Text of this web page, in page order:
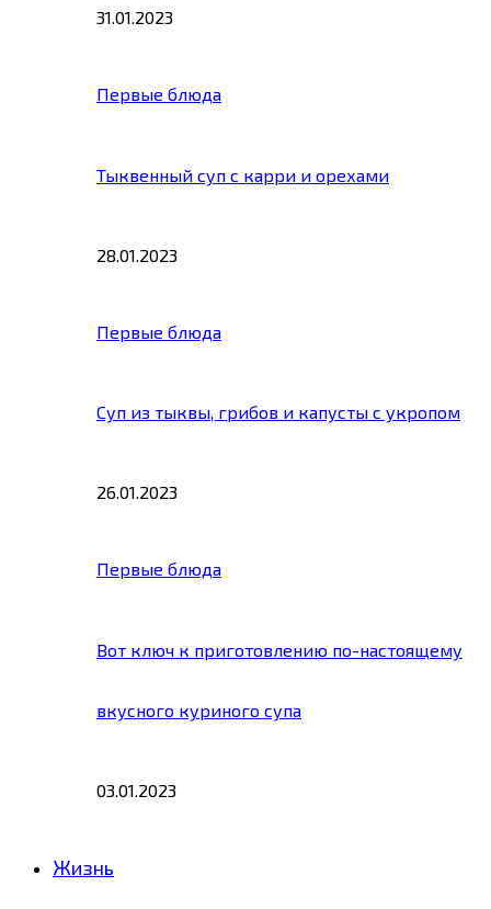
31.01.2023
Первые блюда
Тыквенный суп с карри и орехами
28.01.2023
Первые блюда
Суп из тыквы, грибов и капусты с укропом
26.01.2023
Первые блюда
Вот ключ к приготовлению по-настоящему
вкусного куриного супа
03.01.2023
Жизнь